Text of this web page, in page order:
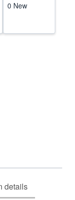
0 New
details